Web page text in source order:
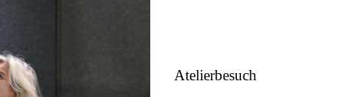
Atelierbesuch